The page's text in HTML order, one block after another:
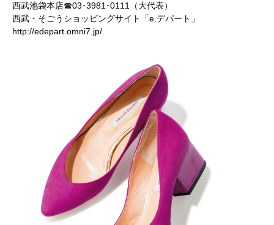
西武池袋本店☎03･3981･0111（大代表）
西武・そごうショッピングサイト「e.デパート」
http://edepart.omni7.jp/